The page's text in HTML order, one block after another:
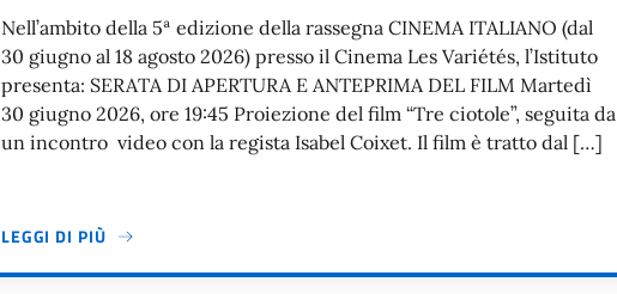
Nell’ambito della 5ª edizione della rassegna CINEMA ITALIANO (dal
30 giugno al 18 agosto 2026) presso il Cinema Les Variétés, l’Istituto
presenta: SERATA DI APERTURA E ANTEPRIMA DEL FILM Martedì
30 giugno 2026, ore 19:45 Proiezione del film “Tre ciotole”, seguita da
un incontro video con la regista Isabel Coixet. Il film è tratto dal […]
LEGGI DI PIÙ